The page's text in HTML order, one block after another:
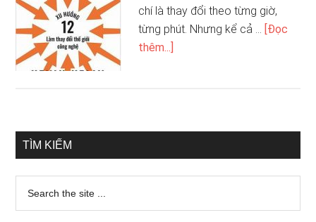
chí là thay đổi theo từng giờ,
từng phút. Nhưng kể cả … [Đọc
thêm...]
TÌM KIẾM